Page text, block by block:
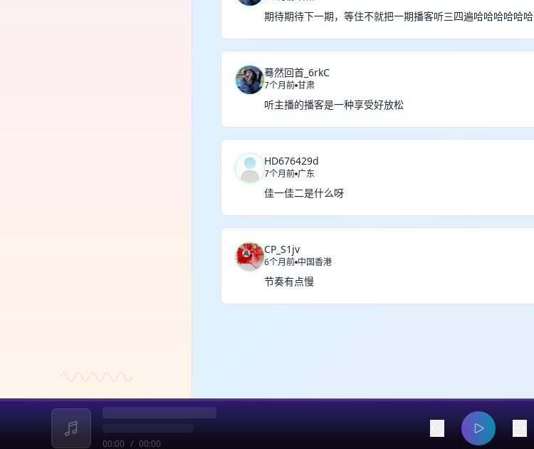
期待期待下一期，等住不就把一期播客听三四遍哈哈哈哈哈哈
蓦然回首_6rkC
7个月前 甘肃
听主播的播客是一种享受好放松
HD676429d
7个月前 广东
佳一佳二是什么呀
CP_S1jv
6个月前 中国香港
节奏有点慢
00:00 / 00:00